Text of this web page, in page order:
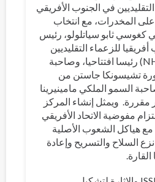
في الجنوب الأفريقي
المخدرات، مع انتخاب
ثابو سياتلولو، رئيس
للزعماء التقليديين
والخوي سان (NHTKL) رئيسا افتتاحيا، وصاحبة
تشيسونكا جاستن من
السمو الملكي مامينيرينا
ويمثل إنشاء المركز
مفوضية الاتحاد الأفريقي
مع هياكل الشعوب الأصلية
السلاح والتسريح وإعادة